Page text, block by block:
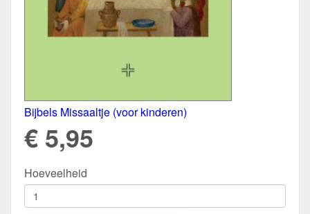
Bijbels Missaaltje (voor kinderen)
€ 5,95
Hoeveelheid